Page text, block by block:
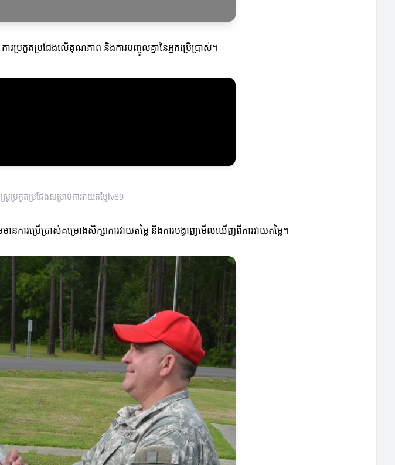
ារប្រកួតប្រជែងលើគុណភាព និងការបញ្ចូលគ្នានៃអ្នកប្រើប្រាស់។
រកួតប្រជែងសម្រាប់ការវាយតម្លៃlv89
ការប្រើប្រាស់គម្រោងសិក្សាការវាយតម្លៃ និងការបង្ហាញមើលឃើញពីការវាយតម្លៃ។